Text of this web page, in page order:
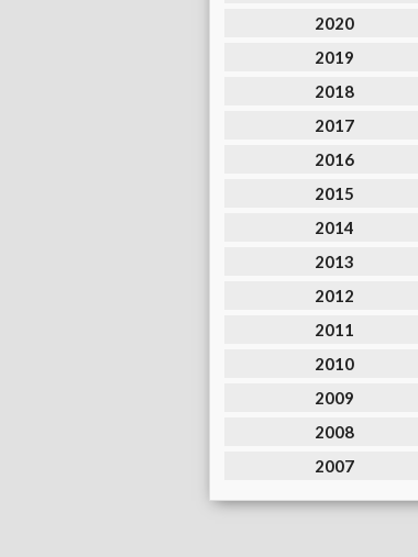
2020
2019
2018
2017
2016
2015
2014
2013
2012
2011
2010
2009
2008
2007